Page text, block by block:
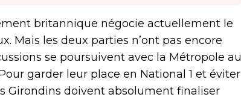
britannique négocie actuellement le
Mais les deux parties n’ont pas encore
se poursuivent avec la Métropole au
garder leur place en National 1 et éviter
Girondins doivent absolument finaliser